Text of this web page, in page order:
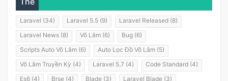
Laravel (34) Laravel 5.5 (9)
Laravel Released (8)
Laravel News (8)
Võ Lâm (6)
Bug (6)
Scripts Auto Võ Lâm (6)
Auto Lọc Đồ Võ Lâm (5)
Võ Lâm Truyền Kỳ (4)
Laravel 5.7 (4)
Code Standard (4)
Es6 (4)
Brse (4) Blade (3)
Laravel Blade (3)